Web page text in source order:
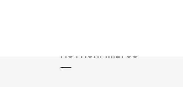
AUTHOR: MILTOS